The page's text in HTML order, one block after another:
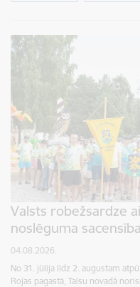
Valsts robežsardze
noslēguma
04.08.2026.
No 31. jūlija līdz 2. augustam
Rojas pagastā, Talsu novadā